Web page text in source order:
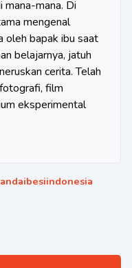
mana. Di
mengenal
oleh bapak ibu saat
belajarnya, jatuh
cerita. Telah
film
eksperimental